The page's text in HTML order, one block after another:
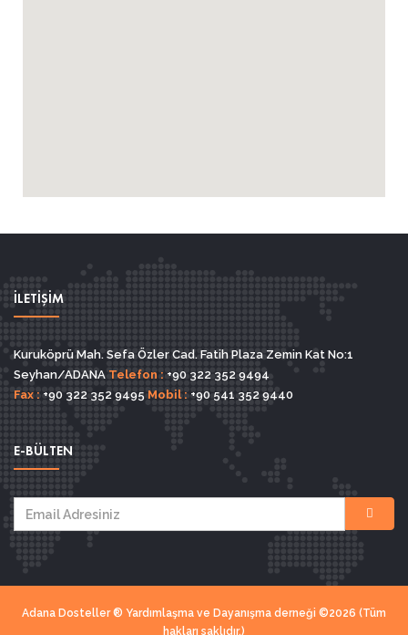
İLETİŞİM
Kuruköprü Mah. Sefa Özler Cad. Fatih Plaza Zemin Kat No:1
Seyhan/ADANA Telefon : +90 322 352 9494
Fax : +90 322 352 9495 Mobil : +90 541 352 9440
E-BÜLTEN
Adana Dosteller ® Yardımlaşma ve Dayanışma derneği ©2026 (Tüm
hakları saklıdır.)